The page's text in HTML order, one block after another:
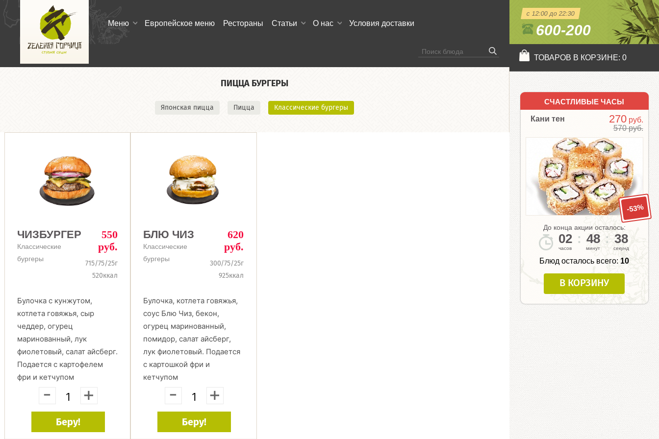
с 12:00 до 22:30
600-200
ТОВАРОВ В КОРЗИНЕ: 0
СЧАСТЛИВЫЕ ЧАСЫ
270руб.
570 руб.
Кани тен
-53%
До конца акции осталось:
02 : 48 : 37
Блюд осталось всего: 10
В КОРЗИНУ
Меню Европейское меню Рестораны Статьи О нас Условия доставки
ПИЦЦА БУРГЕРЫ
Японская пицца Пицца Классические бургеры
ЧИЗБУРГЕР
Классические
бургеры
550
руб.
715/75/25г
520ккал
Булочка с кунжутом,
котлета говяжья, сыр
чеддер, огурец
маринованный, лук
фиолетовый, салат айсберг.
Подается с картофелем
фри и кетчупом
- +
Беру!
БЛЮ ЧИЗ
Классические
бургеры
620
руб.
300/75/25г
925ккал
Булочка, котлета говяжья,
соус Блю Чиз, бекон,
огурец маринованный,
помидор, салат айсберг,
лук фиолетовый. Подается
с картошкой фри и
кетчупом
- +
Беру!